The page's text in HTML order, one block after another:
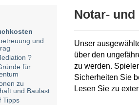
und
?
für
zu
und Baulast
Tipps
Notar-
Unser
über den
zu werden.
Sicherheiten Sie
Lesen Sie zu